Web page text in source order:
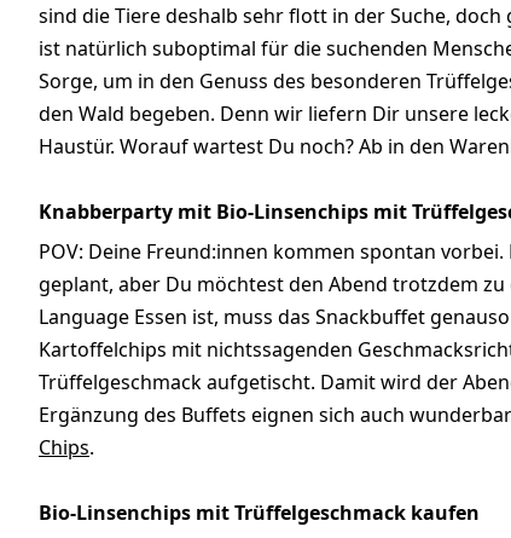
sind die Tiere deshalb sehr flott in der Suche,
ist natürlich suboptimal für die suchenden
Sorge, um in den Genuss des besonderen
den Wald begeben. Denn wir liefern Dir unsere
Haustür. Worauf wartest Du noch? Ab in den
Knabberparty mit Bio-Linsenchips mit
POV: Deine Freund:innen kommen spontan
geplant, aber Du möchtest den Abend trotzdem
Language Essen ist, muss das Snackbuffet
Kartoffelchips mit nichtssagenden
Trüffelgeschmack aufgetischt. Damit wird der
Ergänzung des Buffets eignen sich auch
Chips.
Bio-Linsenchips mit Trüffelgeschmack kaufen